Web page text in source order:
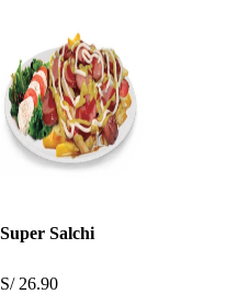
Super Salchi
S/ 26.90